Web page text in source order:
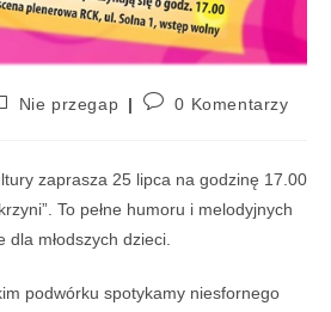
Nie przegap 0 Komentarzy
zaprasza 25 lipca na godzinę 17.00
To pełne humoru i melodyjnych
dla młodszych dzieci.
podwórku spotykamy niesfornego